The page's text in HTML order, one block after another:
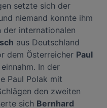
setzte sich der
niemand konnte ihm
der internationalen
aus Deutschland
dem Österreicher Paul
In der
Paul Polak mit
den zweiten
sich Bernhard